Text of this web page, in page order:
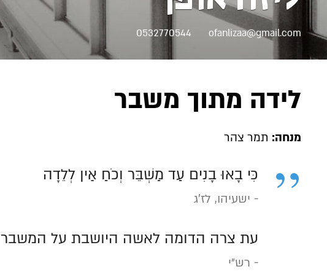
ofanlizaa@gmail.com
0532770544
לידה מתוך משבר
מנחה: תמר צהר
כִּי בָאוּ בָנִים עַד מַשְׁבֵּר וְכֹחַ אַין לְלֵדָה
ישעיהו, לז'ג
עת צרה הדומה לאשה היושבת על המשבר
רש״י